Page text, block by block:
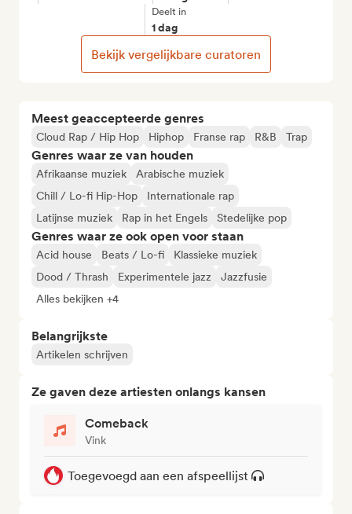
Meest geaccepteerde genres
Cloud Rap / Hip Hop Hiphop Franse rap R&B Trap
Genres waar ze van houden
Afrikaanse muziek
Arabische muziek
Chill / Lo-fi Hip-Hop
Internationale rap
Latijnse muziek
Rap in het Engels Stedelijke pop
Genres waar ze ook open voor staan
Acid house Beats / Lo-fi
Klassieke muziek
Dood / Thrash
Experimentele jazz
Jazzfusie
Alles bekijken +4
Belangrijkste
Artikelen schrijven
Ze gaven deze artiesten onlangs kansen
Comeback
Vink
Toegevoegd aan een afspeellijst
Deelt in
1 dag
Bekijk vergelijkbare curatoren